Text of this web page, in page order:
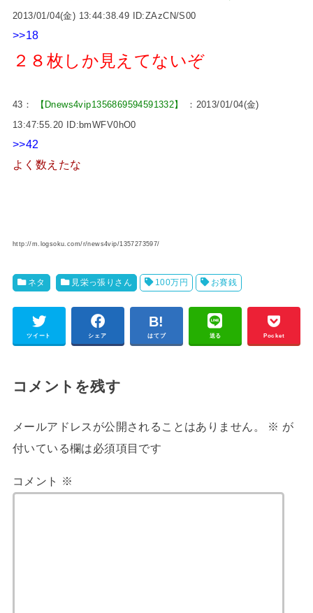
2013/01/04(金) 13:44:38.49 ID:ZAzCN/S00
>>18
２８枚しか見えてないぞ
43： 【Dnews4vip1356869594591332】
：2013/01/04(金)
13:47:55.20 ID:bmWFV0hO0
>>42
よく数えたな
http://m.logsoku.com/r/news4vip/1357273597/
ネタ 見栄っ張りさん 100万円 お賽銭
ツイート シェア はてブ 送る Pocket
コメントを残す
メールアドレスが公開されることはありません。 ※ が
付いている欄は必須項目です
コメント ※